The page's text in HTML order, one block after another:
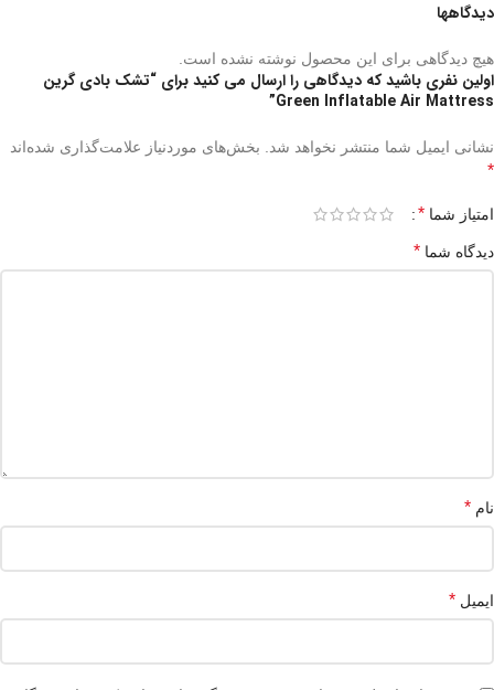
دیدگاهها
هیچ دیدگاهی برای این محصول نوشته نشده است.
اولین نفری باشید که دیدگاهی را ارسال می کنید برای “تشک بادی گرین
Green Inflatable Air Mattress”
نشانی ایمیل شما منتشر نخواهد شد. بخش‌های موردنیاز علامت‌گذاری شده‌اند
*
امتیاز شما *
دیدگاه شما *
نام *
ایمیل *